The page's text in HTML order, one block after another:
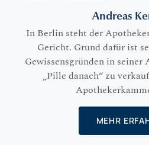
Andreas
In Berlin steht der
Gericht. Grund dafür ist
Gewissensgründen in
„Pille danach“ zu
MEHR